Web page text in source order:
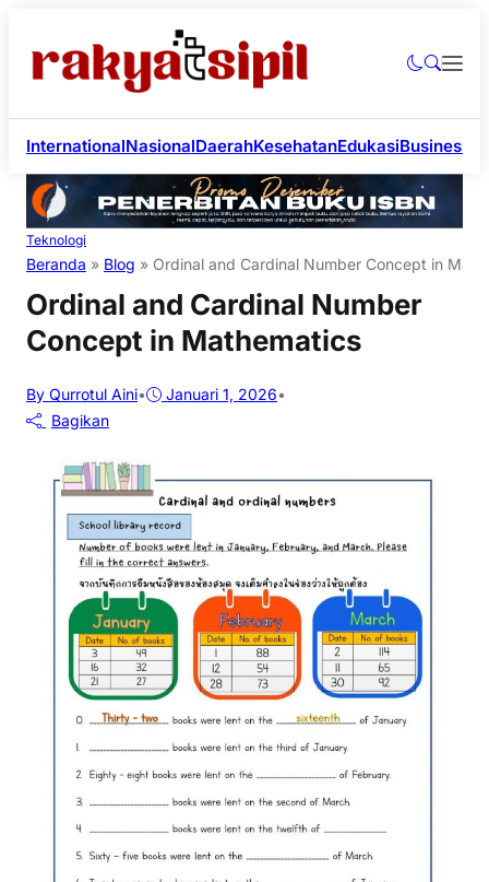
InternationalNasionalDaerahKesehatanEdukasiBusiness
Teknologi
Beranda » Blog » Ordinal and Cardinal Number Concept in
Ordinal and Cardinal Number
Concept in Mathematics
By Qurrotul Aini• Januari 1, 2026•
Bagikan